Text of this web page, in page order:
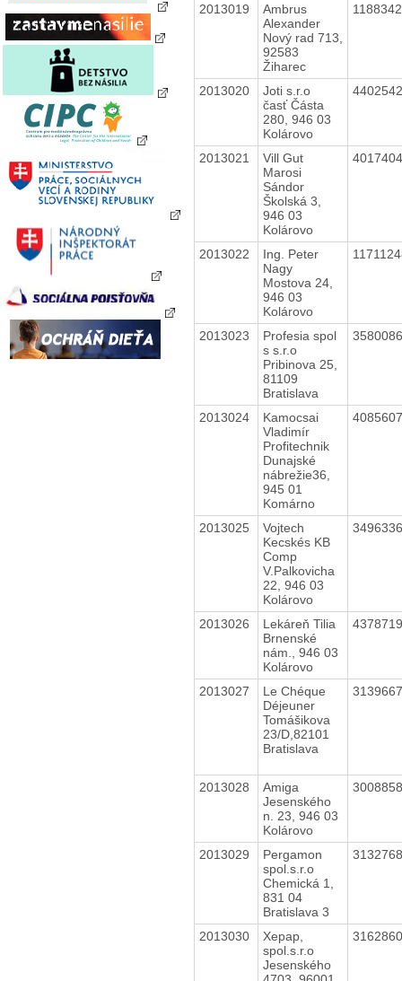
2013019
Ambrus
Alexander
Nový rad 713,
92583
Žiharec
2013020
Joti s.r.o
časť Částa
280, 946 03
Kolárovo
2013021
Vill Gut
Marosi
Sándor
Školská 3,
946 03
Kolárovo
2013022
Ing. Peter
Nagy
Mostova 24,
946 03
Kolárovo
2013023
Profesia spol
s s.r.o
Pribinova 25,
81109
Bratislava
2013024
Kamocsai
Vladimír
Profitechnik
Dunajské
nábrežie36,
945 01
Komárno
2013025
Vojtech
Kecskés KB
Comp
V.Palkovicha
22, 946 03
Kolárovo
2013026
Lekáreň Tilia
Brnenské
nám., 946 03
Kolárovo
2013027
Le Chéque
Déjeuner
Tomášikova
23/D,82101
Bratislava
2013028
Amiga
Jesenského
n. 23, 946 03
Kolárovo
2013029
Pergamon
spol.s.r.o
Chemická 1,
831 04
Bratislava 3
2013030
Xepap,
spol.s.r.o
Jesenského